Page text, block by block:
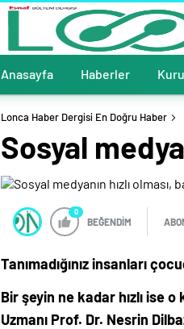
Anasayfa Haberler
Lonca Haber Dergisi En Doğru Haber
Sosyal
0
BEĞENDİM
Tanımadığınız insanları
Bir şeyin ne kadar hızlı ise
Uzmanı Prof. Dr. Nesrin